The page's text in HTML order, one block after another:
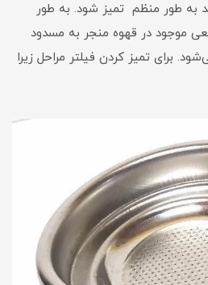
به طور منظم تمیز شود. به طور
موجود در قهوه منجر به مسدود
برای تمیز کردن فیلتر مراحل زیرا